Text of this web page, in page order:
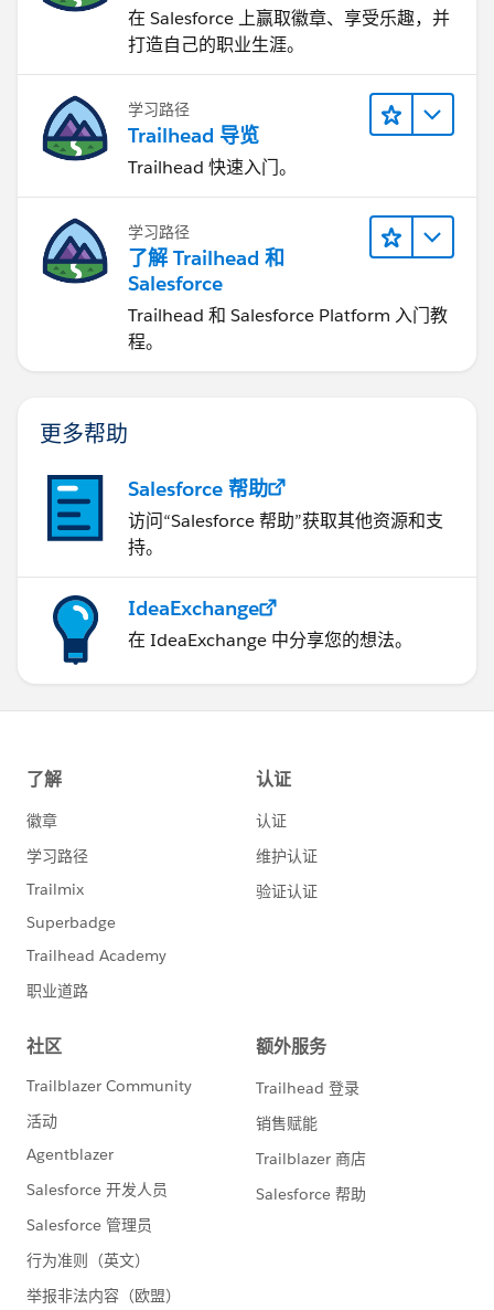
在 Salesforce 上赢取徽章、享受乐趣，并
打造自己的职业生涯。
学习路径
Trailhead 导览
Trailhead 快速入门。
学习路径
了解 Trailhead 和
Salesforce
Trailhead 和 Salesforce Platform 入门教
程。
更多帮助
Salesforce 帮助
访问“Salesforce 帮助”获取其他资源和支
持。
IdeaExchange
在 IdeaExchange 中分享您的想法。